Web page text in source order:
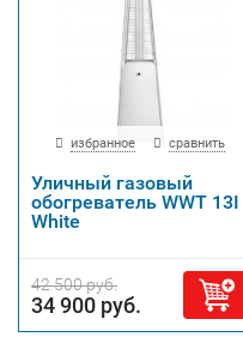
избранное сравнить
Уличный газовый
обогреватель WWT 13I
White
42 500 руб.
34 900 руб.